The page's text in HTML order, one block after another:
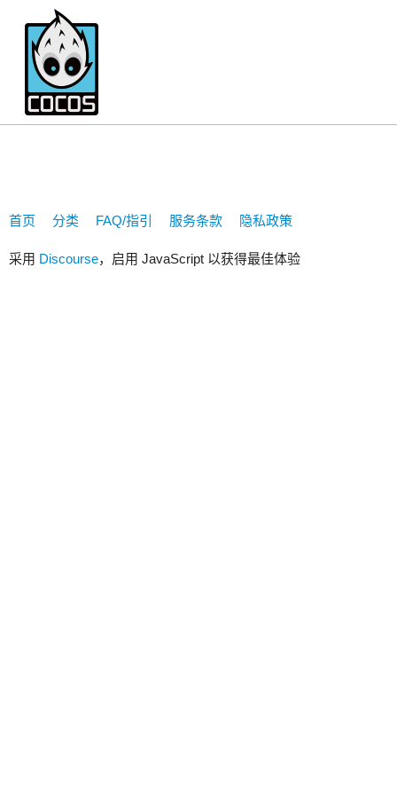
blackben
首页 分类 FAQ/指引 服务条款 隐私政策
采用 Discourse，启用 JavaScript 以获得最佳体验